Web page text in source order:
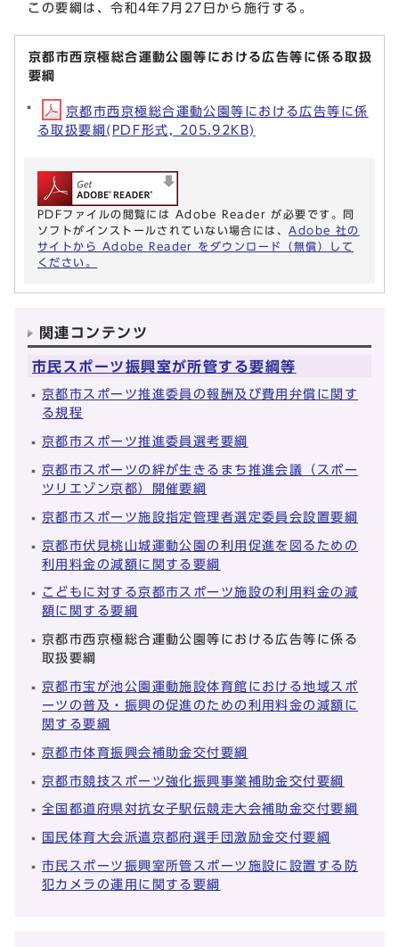
この要綱は、令和4年7月27日から施行する。
京都市西京極総合運動公園等における広告等に係る取扱
要綱
京都市西京極総合運動公園等における広告等に係
る取扱要綱(PDF形式, 205.92KB)
PDFファイルの閲覧には Adobe Reader が必要です。同
ソフトがインストールされていない場合には、Adobe 社の
サイトから Adobe Reader をダウンロード（無償）して
ください。
関連コンテンツ
市民スポーツ振興室が所管する要綱等
京都市スポーツ推進委員の報酬及び費用弁償に関す
る規程
京都市スポーツ推進委員選考要綱
京都市スポーツの絆が生きるまち推進会議（スポー
ツリエゾン京都）開催要綱
京都市スポーツ施設指定管理者選定委員会設置要綱
京都市伏見桃山城運動公園の利用促進を図るための
利用料金の減額に関する要綱
こどもに対する京都市スポーツ施設の利用料金の減
額に関する要綱
京都市西京極総合運動公園等における広告等に係る
取扱要綱
京都市宝が池公園運動施設体育館における地域スポ
ーツの普及・振興の促進のための利用料金の減額に
関する要綱
京都市体育振興会補助金交付要綱
京都市競技スポーツ強化振興事業補助金交付要綱
全国都道府県対抗女子駅伝競走大会補助金交付要綱
国民体育大会派遣京都府選手団激励金交付要綱
市民スポーツ振興室所管スポーツ施設に設置する防
犯カメラの運用に関する要綱